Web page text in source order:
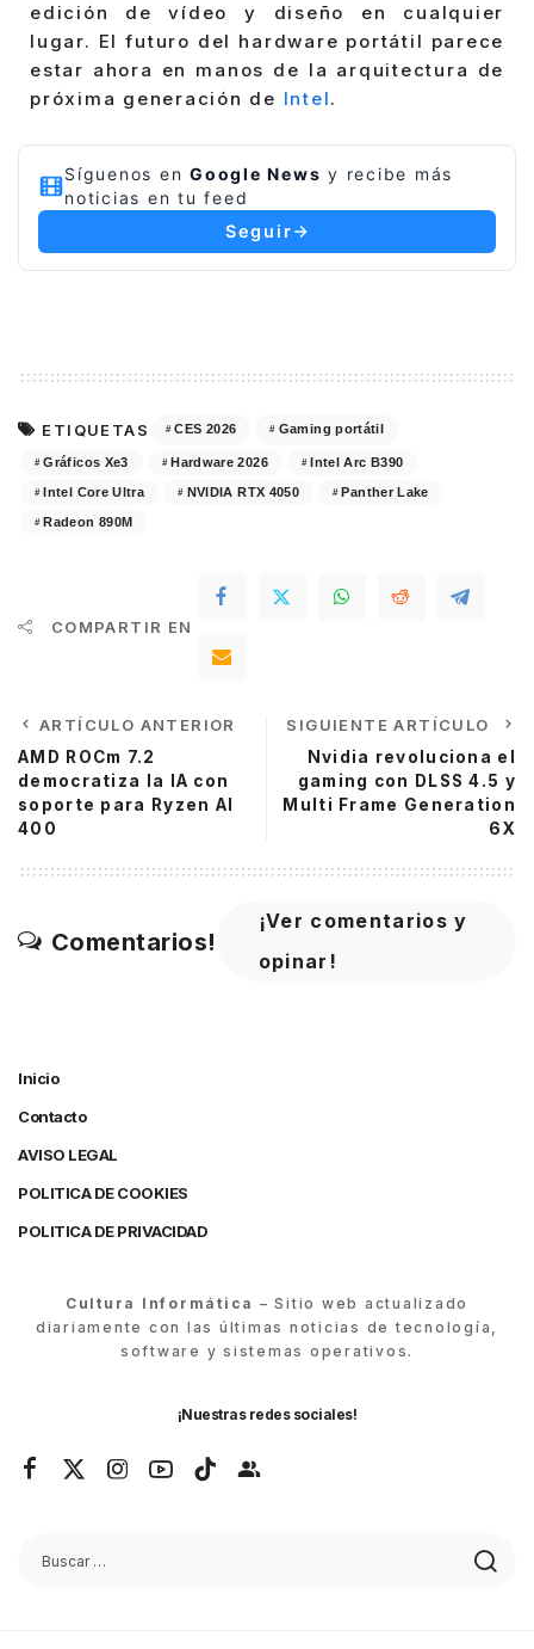
edición de vídeo y diseño en cualquier
lugar. El futuro del hardware portátil parece
estar ahora en manos de la arquitectura de
próxima generación de Intel.
Síguenos en Google News y recibe más
noticias en tu feed
Seguir
ETIQUETAS CES 2026 Gaming portátil
Gráficos Xe3 Hardware 2026 Intel Arc B390
Intel Core Ultra NVIDIA RTX 4050 Panther Lake
Radeon 890M
COMPARTIR EN
ARTÍCULO ANTERIOR
AMD ROCm 7.2
democratiza la IA con
soporte para Ryzen AI
400
SIGUIENTE ARTÍCULO
Nvidia revoluciona el
gaming con DLSS 4.5 y
Multi Frame Generation
6X
Comentarios!
¡Ver comentarios y
opinar!
Inicio
Contacto
AVISO LEGAL
POLITICA DE COOKIES
POLITICA DE PRIVACIDAD
Cultura Informática – Sitio web actualizado
diariamente con las últimas noticias de tecnología,
software y sistemas operativos.
¡Nuestras redes sociales!